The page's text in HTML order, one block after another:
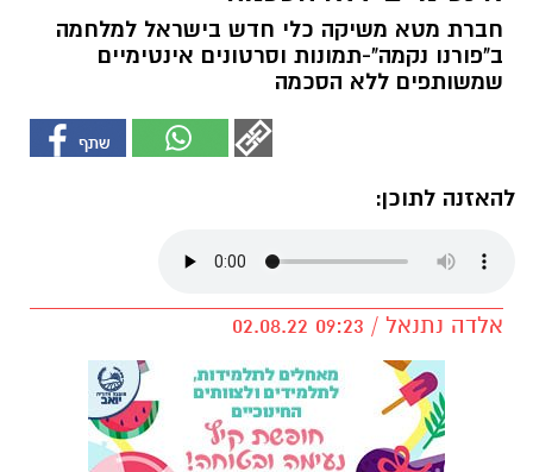
חברת מטא משיקה כלי חדש בישראל למלחמה
ב"פורנו נקמה"-תמונות וסרטונים אינטימיים
שמשותפים ללא הסכמה
להאזנה לתוכן:
אלדה נתנאל / 09:23 02.08.22